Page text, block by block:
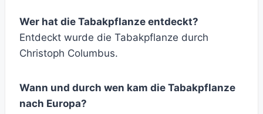
Wer hat die Tabakpflanze entdeckt?
Entdeckt wurde die Tabakpflanze durch
Christoph Columbus.
Wann und durch wen kam die Tabakpflanze
nach Europa?